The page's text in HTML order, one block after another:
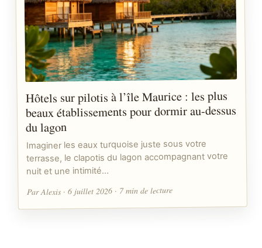
Hôtels sur pilotis à l’île Maurice : les plus
beaux établissements pour dormir au-dessus
du lagon
Imaginer les eaux turquoise juste sous votre
terrasse, le clapotis du lagon accompagnant votre
nuit et une intimité…
Par Alexis · 6 juillet 2026 · 7 min de lecture